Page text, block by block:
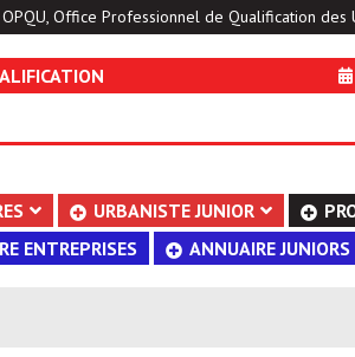
OPQU, Office Professionnel de Qualification des
URBANISTE JUNIOR
ENTREPRISES ANNUAIRE JUNIORS